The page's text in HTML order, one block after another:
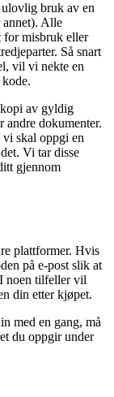
bruk av en
annet). Alle
for misbruk eller
Så snart
vil vi nekte en
av gyldig
dokumenter.
skal oppgi en
Vi tar disse
gjennom
plattformer. Hvis
på e-post slik at
noen tilfeller vil
din etter kjøpet.
med en gang, må
du oppgir under